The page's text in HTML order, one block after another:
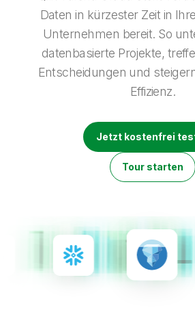
Produktdokumentation
Presse
Weltweite Niederlassungen
Qlik
Talend
Daten in kürzester Zeit in
Unternehmen bereit. So
datenbasierte Projekte,
Entscheidungen und
Effizienz.
Jetzt kostenfrei
Tour starten